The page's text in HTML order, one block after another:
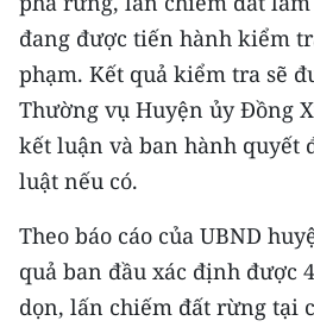
Đồng bằng sông Hồng
Bắc Trung Bộ
Duyên hải Nam Trung Bộ và
Nguyên
Đồng bằng sông Cửu Long
Chuyên trang Hà Nội
đang được tiến hành kiểm
phạm. Kết quả kiểm tra sẽ
Thường vụ Huyện ủy Đồng
kết luận và ban hành quyết
luật nếu có.
Theo báo cáo của UBND
quả ban đầu xác định được
dọn, lấn chiếm đất rừng tại